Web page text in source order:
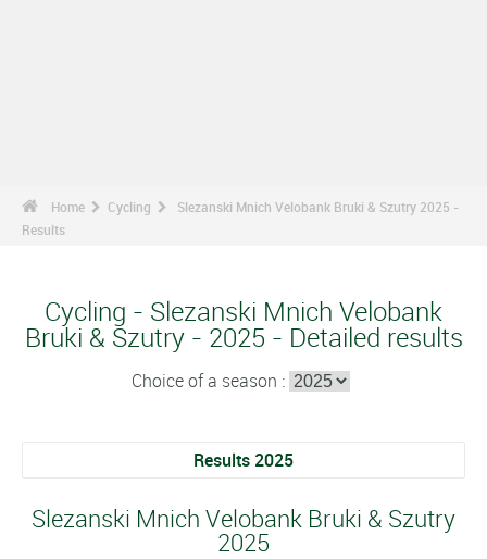
Home Cycling
Slezanski Mnich Velobank Bruki & Szutry 2025 -
Results
Cycling - Slezanski Mnich Velobank
Bruki & Szutry - 2025 - Detailed results
Choice of a season :
Results 2025
Slezanski Mnich Velobank Bruki & Szutry
2025